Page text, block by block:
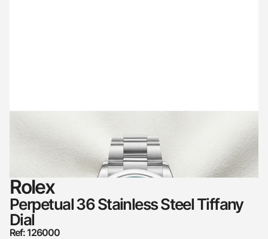
Rolex
Perpetual 36 Stainless Steel Tiffany
Dial
Ref: 126000